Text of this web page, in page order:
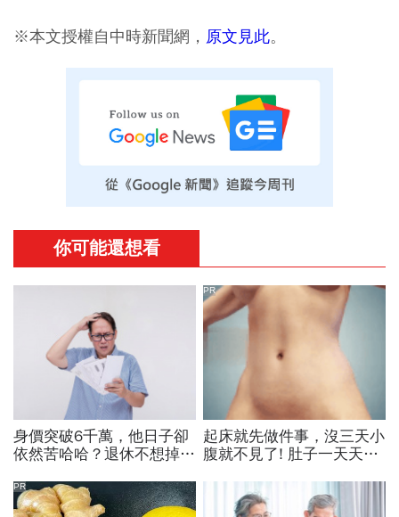
※本文授權自中時新聞網， 原文見此。